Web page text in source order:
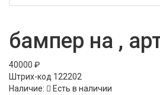
бампер на ,
40000 ₽
Штрих-код 122202
Наличие:
Есть в наличии